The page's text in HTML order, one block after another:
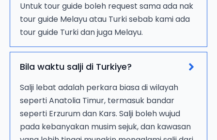
Untuk tour guide boleh request sama ada nak
tour guide Melayu atau Turki sebab kami ada
tour guide Turki dan juga Melayu.
Bila waktu salji di Turkiye?
Salji lebat adalah perkara biasa di wilayah
seperti Anatolia Timur, termasuk bandar
seperti Erzurum dan Kars. Salji boleh wujud
pada kebanyakan musim sejuk, dan kawasan